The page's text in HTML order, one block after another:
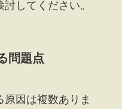
してください。
問題点
因は複数ありま